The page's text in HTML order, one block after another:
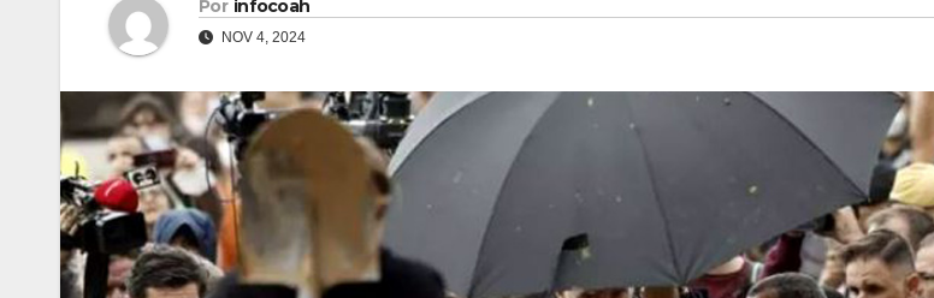
Por infocoah
NOV 4, 2024